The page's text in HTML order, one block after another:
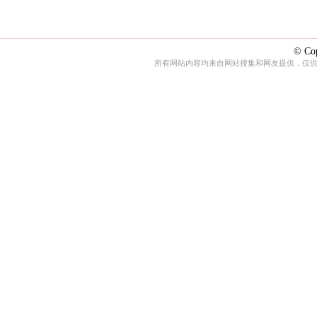
©
所有网站内容均来自网站搜集和网友提供，仅